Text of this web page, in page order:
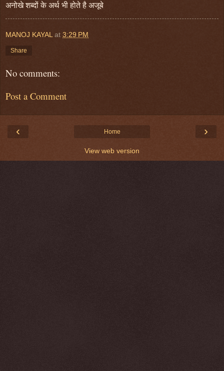
अनोखे शब्दों के अर्थ भी होते है अजूबे
MANOJ KAYAL at 3:29 PM
Share
No comments:
Post a Comment
‹ ›
Home
View web version